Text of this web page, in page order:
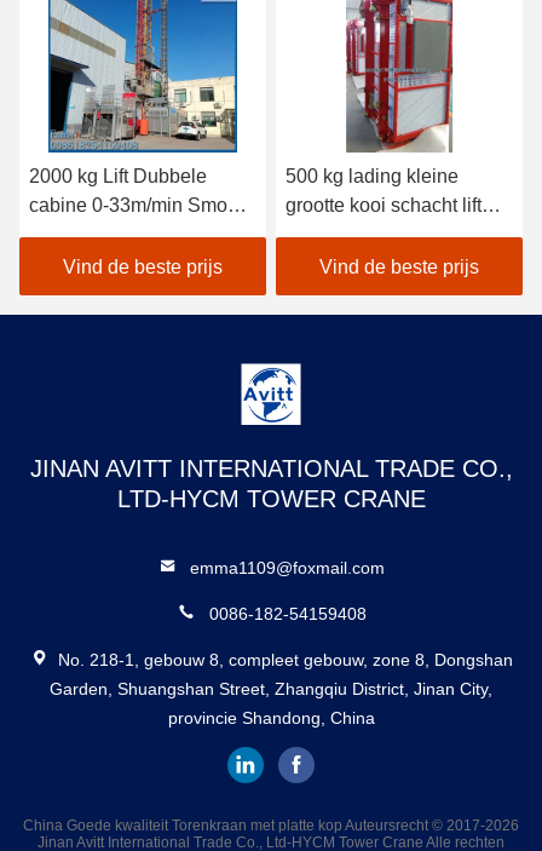
2000 kg Lift Dubbele
cabine 0-33m/min Smooth
Speed Inverter Control
Gebouwliften
Vind de beste prijs
500 kg lading kleine
grootte kooi schacht lift
geïnstalleerd in de put
schacht
Vind de beste prijs
JINAN AVITT INTERNATIONAL TRADE CO.,
LTD-HYCM TOWER CRANE
emma1109@foxmail.com
0086-182-54159408
No. 218-1, gebouw 8, compleet gebouw, zone 8, Dongshan
Garden, Shuangshan Street, Zhangqiu District, Jinan City,
provincie Shandong, China
China Goede kwaliteit Torenkraan met platte kop Auteursrecht © 2017-2026
Jinan Avitt International Trade Co., Ltd-HYCM Tower Crane Alle rechten